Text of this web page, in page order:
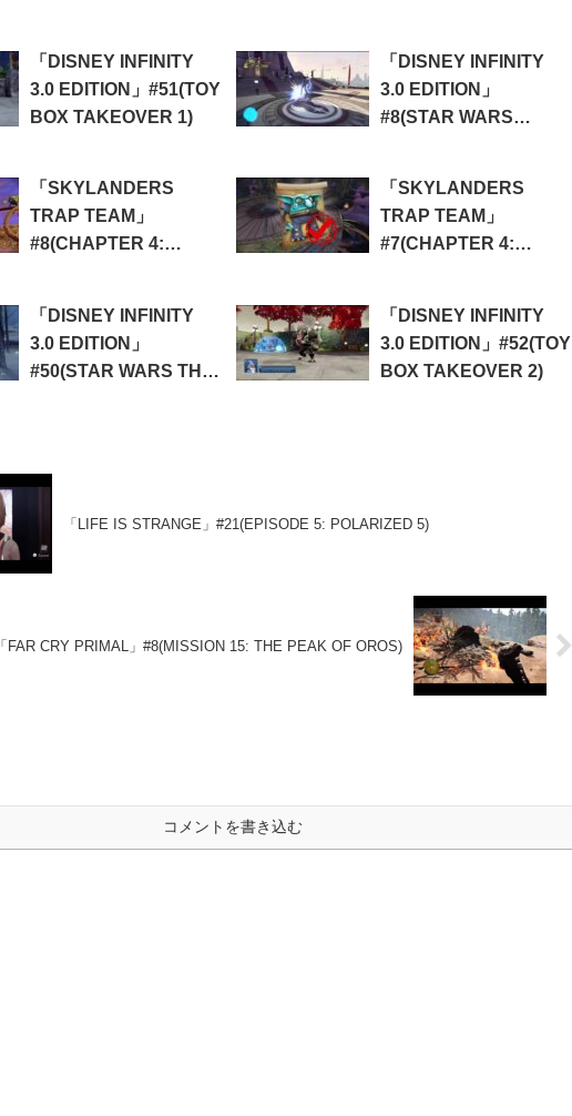
「DISNEY INFINITY
3.0 EDITION」#51(TOY
BOX TAKEOVER 1)
「DISNEY INFINITY
3.0 EDITION」
#8(STAR WARS
「SKYLANDERS
TRAP TEAM」
#8(CHAPTER 4:
「SKYLANDERS
TRAP TEAM」
#7(CHAPTER 4:
「DISNEY INFINITY
3.0 EDITION」
#50(STAR WARS THE
「DISNEY INFINITY
3.0 EDITION」#52(TOY
BOX TAKEOVER 2)
「LIFE IS STRANGE」#21(EPISODE 5: POLARIZED 5)
「FAR CRY PRIMAL」#8(MISSION 15: THE PEAK OF OROS)
コメントを書き込む